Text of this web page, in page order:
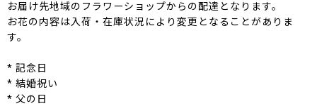
お届け先地域のフラワーショップからの配達となります。
お花の内容は入荷・在庫状況により変更となることがありま
す。
* 記念日
* 結婚祝い
* 父の日